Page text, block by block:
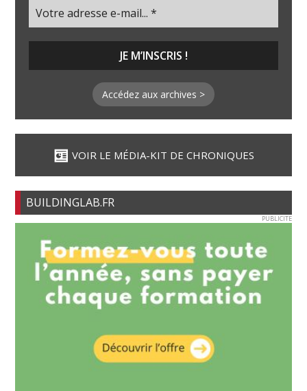
Accédez aux archives >
VOIR LE MÉDIA-KIT DE CHRONIQUES
BUILDINGLAB.FR
PUBLICITE